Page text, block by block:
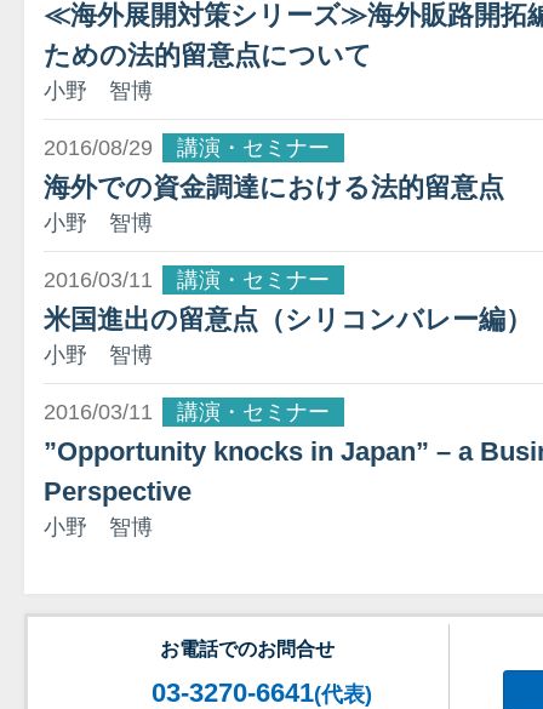
≪海外展開対策シリーズ≫海外販路開拓
ための法的留意点について
小野 智博
2016/08/29 講演・セミナー
海外での資金調達における法的留意点
小野 智博
2016/03/11 講演・セミナー
米国進出の留意点（シリコンバレー編）
小野 智博
2016/03/11 講演・セミナー
”Opportunity knocks in Japan” – a
Perspective
小野 智博
お電話でのお問合せ
03-3270-6641(代表)